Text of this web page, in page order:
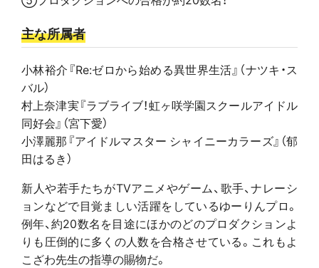
主な所属者
小林裕介『Re:ゼロから始める異世界生活』（ナツキ・ス
バル）
村上奈津実『ラブライブ！虹ヶ咲学園スクールアイドル
同好会』（宮下愛）
小澤麗那『アイドルマスター シャイニーカラーズ』（郁
田はるき）
新人や若手たちがTVアニメやゲーム、歌手、ナレーシ
ョンなどで目覚ましい活躍をしているゆーりんプロ。
例年、約20数名を目途にほかのどのプロダクションよ
りも圧倒的に多くの人数を合格させている。これもよ
こざわ先生の指導の賜物だ。